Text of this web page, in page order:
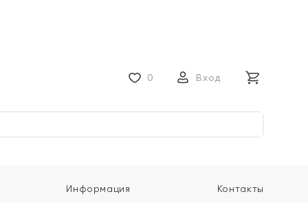
0 Вход
Информация Контакты